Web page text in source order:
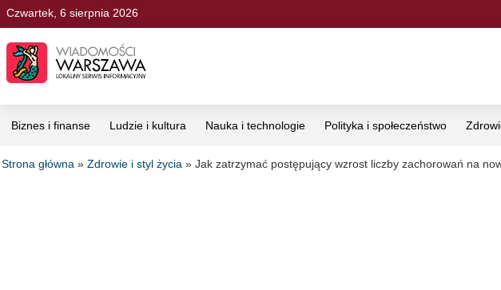
Czwartek, 6 sierpnia 2026
Biznes i finanse Ludzie i kultura Nauka i technologie Polityka i społeczeństwo
Strona główna » Zdrowie i styl życia » Jak zatrzymać postępujący wzrost liczby zachorowań na